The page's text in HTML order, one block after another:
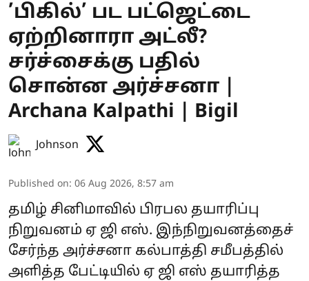
’பிகில்’ பட பட்ஜெட்டை
ஏற்றினாரா அட்லீ?
சர்ச்சைக்கு பதில்
சொன்ன அர்ச்சனா |
Archana Kalpathi | Bigil
Johnson
Published on: 06 Aug 2026, 8:57 am
தமிழ் சினிமாவில் பிரபல தயாரிப்பு
நிறுவனம் ஏ ஜி எஸ். இந்நிறுவனத்தைச்
சேர்ந்த அர்ச்சனா கல்பாத்தி சமீபத்தில்
அளித்த பேட்டியில் ஏ ஜி எஸ் தயாரித்த